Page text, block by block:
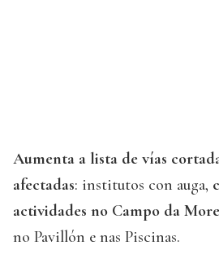
Aumenta a lista de vías
afectadas: institutos con auga,
actividades no Campo da
no Pavillón e nas Piscinas.